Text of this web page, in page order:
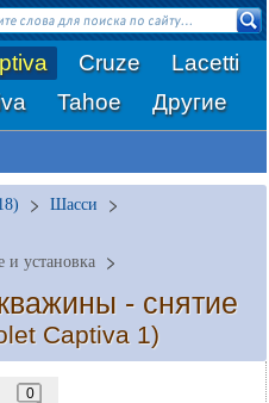
Cruze
Lacetti
Tahoe Другие
Шасси
установка
- снятие
Captiva 1)
0